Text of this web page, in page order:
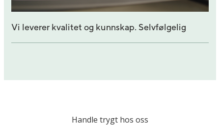
Vi leverer kvalitet og kunnskap. Selvfølgelig
Handle trygt hos oss